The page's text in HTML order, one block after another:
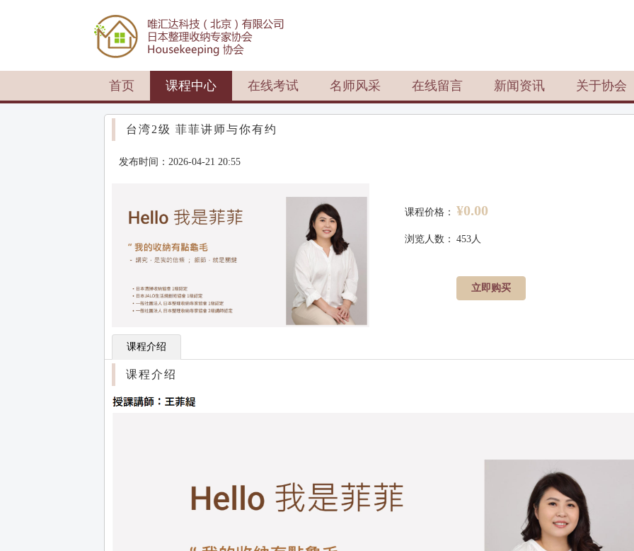
首页 课程中心 在线考试 名师风采 在线留言 新闻资讯 关于协会
台湾2级 菲菲讲师与你有约
发布时间：2026-04-21 20:55
课程价格： ¥0.00
浏览人数： 453人
立即购买
课程介绍
课程介绍